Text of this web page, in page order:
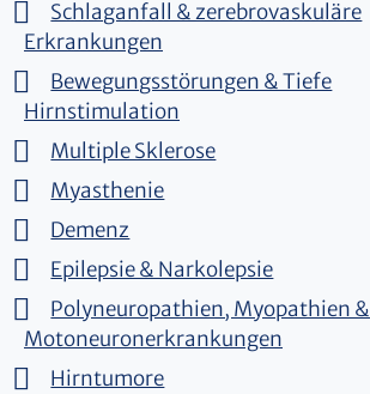
Schlaganfall & zerebrovaskuläre
Erkrankungen
Bewegungsstörungen & Tiefe
Hirnstimulation
Multiple Sklerose
Myasthenie
Demenz
Epilepsie & Narkolepsie
Polyneuropathien, Myopathien &
Motoneuronerkrankungen
Hirntumore